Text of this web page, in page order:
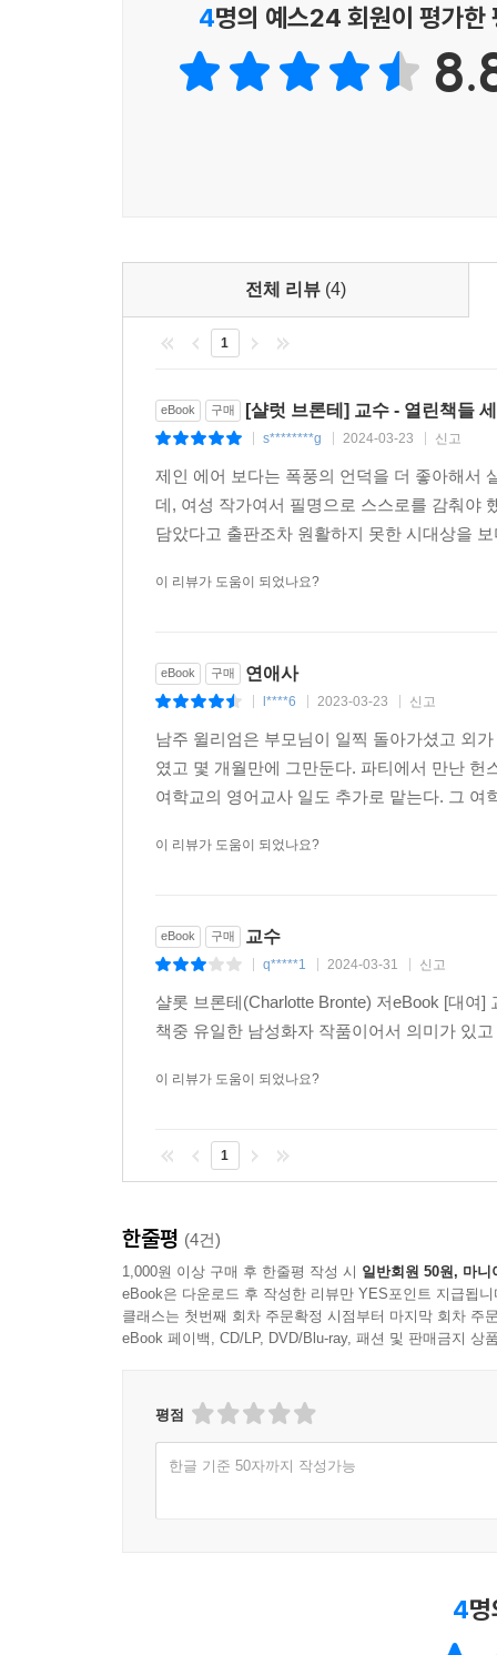
4명의 예스24 회원이 평가한
전체 리뷰 (4)
1
eBook 구매 [샬럿 브론테] 교수 - 열린책들
s********g 2024-03-23 신고
제인 에어 보다는 폭풍의 언덕을 더 좋아해서
데, 여성 작가여서 필명으로 스스로를 감춰야
담았다고 출판조차 원활하지 못한 시대상을
이 리뷰가 도움이 되었나요?
eBook 구매 연애사
l****6 2023-03-23 신고
남주 윌리엄은 부모님이 일찍 돌아가셨고 외
였고 몇 개월만에 그만둔다. 파티에서 만난
여학교의 영어교사 일도 추가로 맡는다. 그
이 리뷰가 도움이 되었나요?
eBook 구매 교수
q*****1 2024-03-31 신고
샬롯 브론테(Charlotte Bronte) 저eBook [대여
책중 유일한 남성화자 작품이어서 의미가 있
이 리뷰가 도움이 되었나요?
1
한줄평 (4건)
1,000원 이상 구매 후 한줄평 작성 시 일반회원 50원, 마니
eBook은 다운로드 후 작성한 리뷰만 YES포인트 지급됩니
클래스는 첫번째 회차 주문확정 시점부터 마지막 회차 주
eBook 페이백, CD/LP, DVD/Blu-ray, 패션 및 판매금지 상
평점
한글 기준 50자까지 작성가능
4